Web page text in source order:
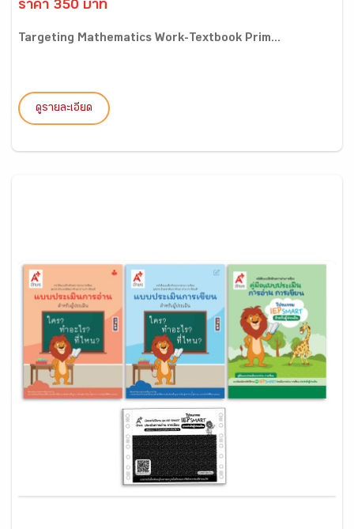
ราคา 350 บาท
Targeting Mathematics Work-Textbook Prim...
ดูรายละเอียด